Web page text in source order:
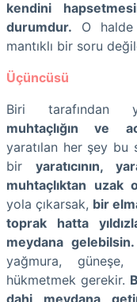
kendini
durumdur. O halde
mantıklı bir soru
Üçüncüsü
Biri tarafından
muhtaçlığın ve
yaratılan her şey bu
bir yaratıcının,
muhtaçlıktan uzak
yola çıkarsak, bir
toprak hatta
meydana gelebilsin.
yağmura,
hükmetmek gerekir.
dahi meydana